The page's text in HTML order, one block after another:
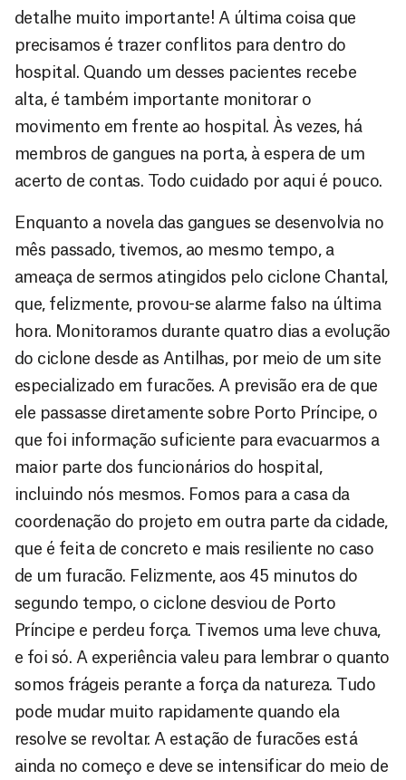
detalhe muito importante! A última coisa que
precisamos é trazer conflitos para dentro do
hospital. Quando um desses pacientes recebe
alta, é também importante monitorar o
movimento em frente ao hospital. Às vezes, há
membros de gangues na porta, à espera de um
acerto de contas. Todo cuidado por aqui é pouco.
Enquanto a novela das gangues se desenvolvia no
mês passado, tivemos, ao mesmo tempo, a
ameaça de sermos atingidos pelo ciclone Chantal,
que, felizmente, provou-se alarme falso na última
hora. Monitoramos durante quatro dias a evolução
do ciclone desde as Antilhas, por meio de um site
especializado em furacões. A previsão era de que
ele passasse diretamente sobre Porto Príncipe, o
que foi informação suficiente para evacuarmos a
maior parte dos funcionários do hospital,
incluindo nós mesmos. Fomos para a casa da
coordenação do projeto em outra parte da cidade,
que é feita de concreto e mais resiliente no caso
de um furacão. Felizmente, aos 45 minutos do
segundo tempo, o ciclone desviou de Porto
Príncipe e perdeu força. Tivemos uma leve chuva,
e foi só. A experiência valeu para lembrar o quanto
somos frágeis perante a força da natureza. Tudo
pode mudar muito rapidamente quando ela
resolve se revoltar. A estação de furacões está
ainda no começo e deve se intensificar do meio de